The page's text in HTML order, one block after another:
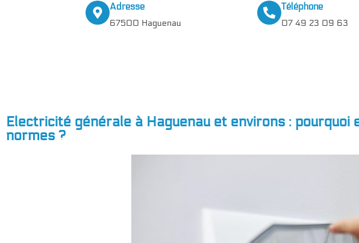
Adresse
67500 Haguenau
Téléphone
07 49 23 09 63
Electricité générale à Haguenau et environs :
normes ?